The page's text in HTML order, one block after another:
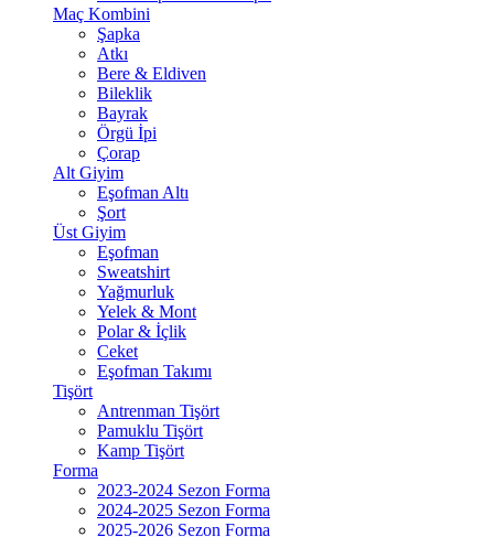
Maç Kombini
Şapka
Atkı
Bere & Eldiven
Bileklik
Bayrak
Örgü İpi
Çorap
Alt Giyim
Eşofman Altı
Şort
Üst Giyim
Eşofman
Sweatshirt
Yağmurluk
Yelek & Mont
Polar & İçlik
Ceket
Eşofman Takımı
Tişört
Antrenman Tişört
Pamuklu Tişört
Kamp Tişört
Forma
2023-2024 Sezon Forma
2024-2025 Sezon Forma
2025-2026 Sezon Forma